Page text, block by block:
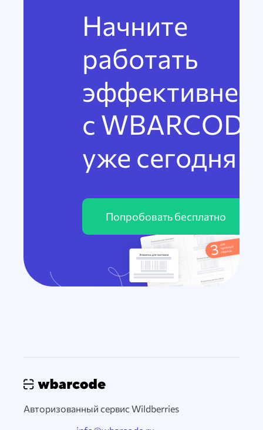
Начните
работать
эффективнее
с WBARCODE
уже сегодня
Попробовать бесплатно
Авторизованный сервис Wildberries